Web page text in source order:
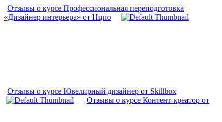
Отзывы о курсе Профессиональная переподготовка
«Дизайнер интерьера» от Нцпо
Отзывы о курсе Ювелирный дизайнер от Skillbox
Отзывы о курсе Контент-креатор от